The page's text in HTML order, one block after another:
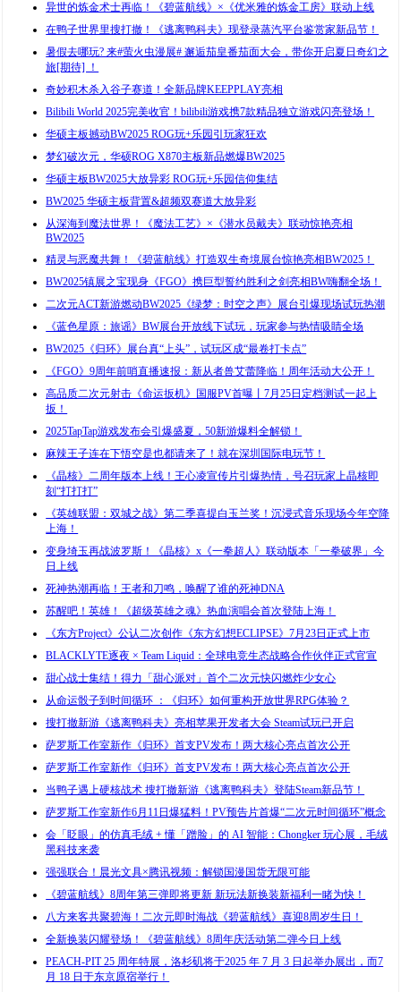
异世的炼金术士再临！《碧蓝航线》×《优米雅的炼金工房》联动上线
在鸭子世界里搜打撤！《逃离鸭科夫》现登录蒸汽平台鉴赏家新品节！
暑假去哪玩? 来#萤火虫漫展# 邂逅茄皇番茄面大会，带你开启夏日奇幻之
旅[期待] ！
奇妙积木杀入谷子赛道！全新品牌KEEPPLAY亮相
Bilibili World 2025完美收官！bilibili游戏携7款精品独立游戏闪亮登场！
华硕主板撼动BW2025 ROG玩+乐园引玩家狂欢
梦幻破次元，华硕ROG X870主板新品燃爆BW2025
华硕主板BW2025大放异彩 ROG玩+乐园信仰集结
BW2025 华硕主板背置&超频双赛道大放异彩
从深海到魔法世界！《魔法工艺》×《潜水员戴夫》联动惊艳亮相
BW2025
精灵与恶魔共舞！《碧蓝航线》打造双生奇境展台惊艳亮相BW2025！
BW2025镇展之宝现身《FGO》携巨型誓约胜利之剑亮相BW嗨翻全场！
二次元ACT新游燃动BW2025《绿梦：时空之声》展台引爆现场试玩热潮
《蓝色星原：旅谣》BW展台开放线下试玩，玩家参与热情吸睛全场
BW2025《归环》展台真“上头”，试玩区成“最卷打卡点”
《FGO》9周年前哨直播速报：新从者兽艾蕾降临！周年活动大公开！
高品质二次元射击《命运扳机》国服PV首曝丨7月25日定档测试一起上
扳！
2025TapTap游戏发布会引爆盛夏，50新游爆料全解锁！
麻辣王子连在下悟空是也都请来了！就在深圳国际电玩节！
《晶核》二周年版本上线！王心凌宣传片引爆热情，号召玩家上晶核即
刻“打打打”
《英雄联盟：双城之战》第二季喜提白玉兰奖！沉浸式音乐现场今年空降
上海！
变身埼玉再战波罗斯！《晶核》x《一拳超人》联动版本「一拳破界」今
日上线
死神热潮再临！王者和刀鸣，唤醒了谁的死神DNA
苏醒吧！英雄！《超级英雄之魂》热血演唱会首次登陆上海！
《东方Project》公认二次创作《东方幻想ECLIPSE》7月23日正式上市
BLACKLYTE逐夜 × Team Liquid：全球电竞生态战略合作伙伴正式官宣
甜心战士集结！得力「甜心派对」首个二次元快闪燃炸少女心
从命运骰子到时间循环 ：《归环》如何重构开放世界RPG体验？
搜打撤新游《逃离鸭科夫》亮相苹果开发者大会 Steam试玩已开启
萨罗斯工作室新作《归环》首支PV发布！两大核心亮点首次公开
萨罗斯工作室新作《归环》首支PV发布！两大核心亮点首次公开
当鸭子遇上硬核战术 搜打撤新游《逃离鸭科夫》登陆Steam新品节！
萨罗斯工作室新作6月11日爆猛料！PV预告片首爆“二次元时间循环”概念
会「眨眼」的仿真毛绒 + 懂「蹭脸」的 AI 智能：Chongker 玩心展，毛绒
黑科技来袭
强强联合！晨光文具×腾讯视频：解锁国漫国货无限可能
《碧蓝航线》8周年第三弹即将更新 新玩法新换装新福利一睹为快！
八方来客共聚碧海！二次元即时海战《碧蓝航线》喜迎8周岁生日！
全新换装闪耀登场！《碧蓝航线》8周年庆活动第二弹今日上线
PEACH-PIT 25 周年特展，洛杉矶将于2025 年 7 月 3 日起举办展出，而7
月 18 日于东京原宿举行！